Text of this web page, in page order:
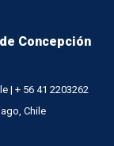
Concepción
| + 56 41 2203262
Chile